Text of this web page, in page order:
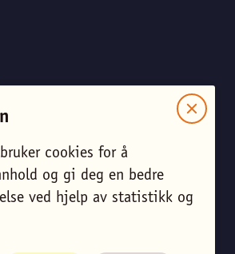
cookies for å
og gi deg en bedre
ved hjelp av statistikk og